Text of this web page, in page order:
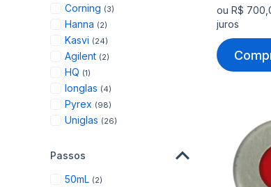
ou R$
juros
Corning 3items
Hanna 2items
Kasvi 24items
Agilent 2items
HQ 1item
Ionglas 4items
Pyrex 98items
Uniglas 26items
Passos
50mL 2items